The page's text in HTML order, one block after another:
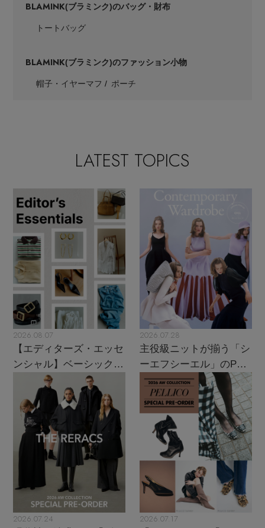
BLAMINK(ブラミンク)のバッグ・財布
トートバッグ
BLAMINK(ブラミンク)のファッション小物
帽子・イヤーマフ ポーチ
LATEST TOPICS
2026.08.07
【エディターズ・エッセ
ンシャル】ベーシックと
トレンドが交差する16の
2026.07.28
主役級ニットが揃う「シ
ーエフシーエル」のPOP
UPがスタート
2026.07.24
2026.07.17